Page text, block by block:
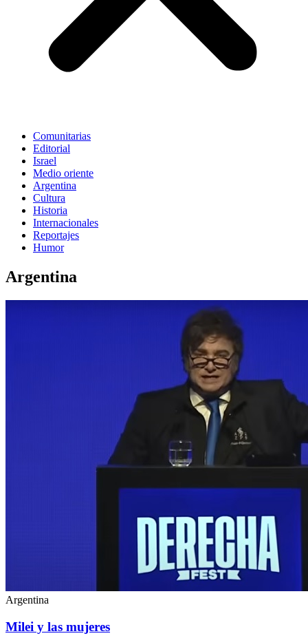
Comunitarias
Editorial
Israel
Medio oriente
Argentina
Cultura
Historia
Internacionales
Reportajes
Humor
Argentina
Argentina
Milei y las mujeres